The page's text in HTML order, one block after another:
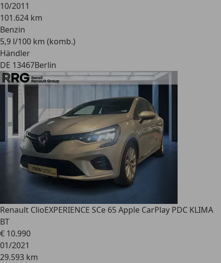
10/2011
101.624 km
Benzin
5,9 l/100 km (komb.)
Händler
DE 13467Berlin
Renault ClioEXPERIENCE SCe 65 Apple CarPlay PDC KLIMA
BT
€ 10.990
01/2021
29.593 km